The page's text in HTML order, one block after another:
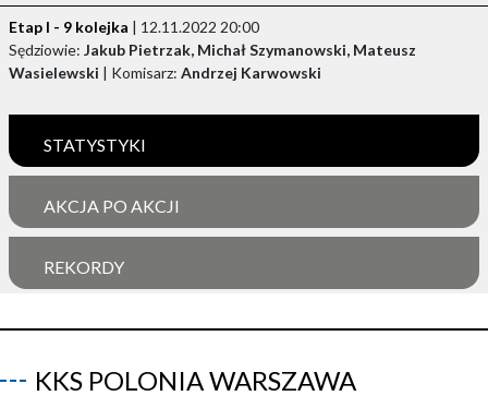
Etap I - 9 kolejka | 12.11.2022 20:00
Sędziowie: Jakub Pietrzak, Michał Szymanowski, Mateusz
Wasielewski | Komisarz: Andrzej Karwowski
STATYSTYKI
AKCJA PO AKCJI
REKORDY
KKS POLONIA WARSZAWA